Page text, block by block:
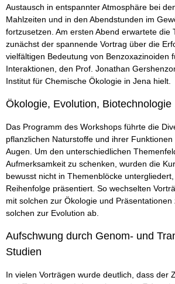
Austausch in entspannter Atmosphäre bei
Mahlzeiten und in den Abendstunden im
fortzusetzen. Am ersten Abend erwartete die
zunächst der spannende Vortrag über die
vielfältigen Bedeutung von Benzoxazinoiden
Interaktionen, den Prof. Jonathan
Institut für Chemische Ökologie in Jena hielt.
Ökologie, Evolution, Biotechnologie
Das Programm des Workshops führte die
pflanzlichen Naturstoffe und ihrer
Augen. Um den unterschiedlichen
Aufmerksamkeit zu schenken, wurden die
bewusst nicht in Themenblöcke
Reihenfolge präsentiert. So wechselten
mit solchen zur Ökologie und
solchen zur Evolution ab.
Aufschwung durch Genom- und
Studien
In vielen Vorträgen wurde deutlich, dass der